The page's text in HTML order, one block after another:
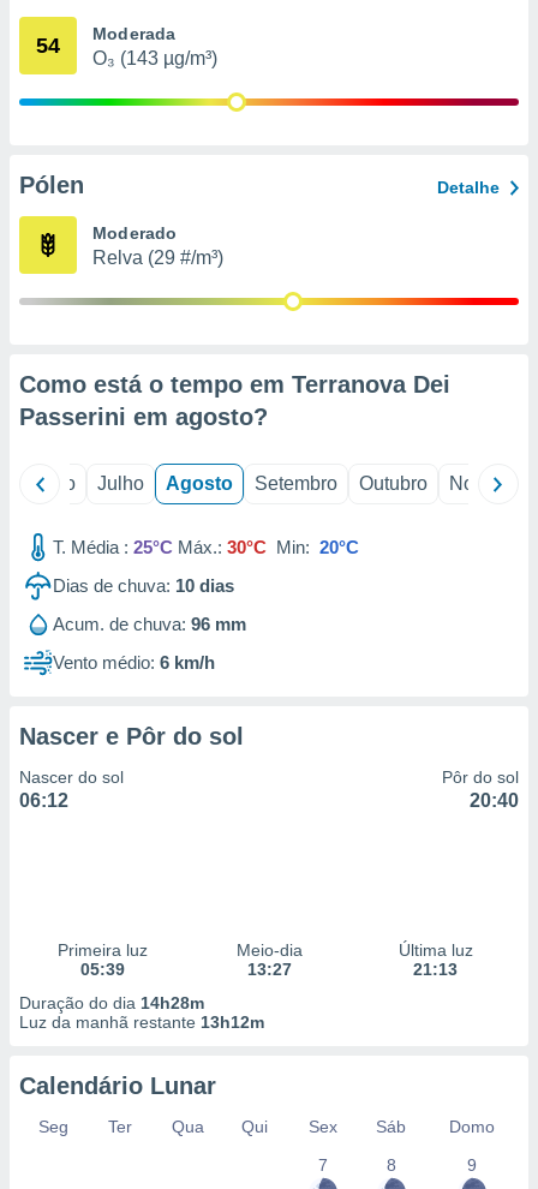
através
estudos
1199
54 Moderada
O₃ (143 µg/m³)
Pólen Detalhe
Moderado
Relva (29 #/m³)
Como está o tempo em Terranova Dei
Passerini em agosto?
Junho Julho Agosto Setembro Outubro Novembro
T. Média : 25°C Máx.: 30°C Min: 20°C
Dias de chuva: 10 dias
Acum. de chuva: 96 mm
Vento médio: 6 km/h
Nascer e Pôr do sol
Nascer do sol
06:12
Pôr do sol
20:40
Primeira luz
05:39
Meio-dia
13:27
Última luz
21:13
Duração do dia 14h28m
Luz da manhã restante 13h12m
Calendário Lunar
Seg Ter Qua Qui Sex Sáb
Domo
7
8 9